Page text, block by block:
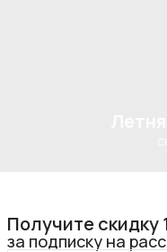
Получите скидку
за подписку на